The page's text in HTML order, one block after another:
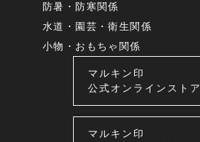
防暑・防寒関係
水道・園芸・衛生関係
小物・おもちゃ関係
マルキン印
公式オンラインストア
マルキン印